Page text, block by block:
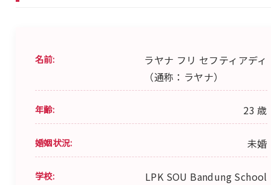
名前:
ラヤナ フリ セフティアディ
（通称：ラヤナ）
年齢: 23 歳
婚姻状況: 未婚
学校: LPK SOU Bandung School